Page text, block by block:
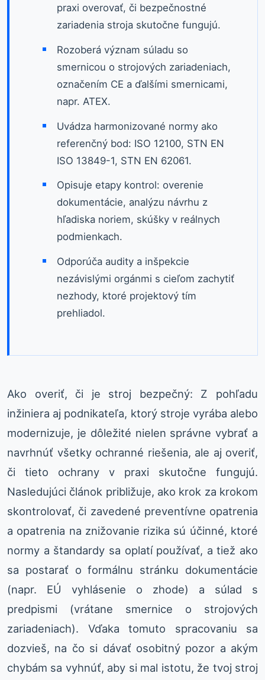
praxi overovať, či bezpečnostné
zariadenia stroja skutočne fungujú.
Rozoberá význam súladu so
smernicou o strojových zariadeniach,
označením CE a ďalšími smernicami,
napr. ATEX.
Uvádza harmonizované normy ako
referenčný bod: ISO 12100, STN EN
ISO 13849-1, STN EN 62061.
Opisuje etapy kontrol: overenie
dokumentácie, analýzu návrhu z
hľadiska noriem, skúšky v reálnych
podmienkach.
Odporúča audity a inšpekcie
nezávislými orgánmi s cieľom zachytiť
nezhody, ktoré projektový tím
prehliadol.
Ako overiť, či je stroj bezpečný: Z pohľadu
inžiniera aj podnikateľa, ktorý stroje vyrába alebo
modernizuje, je dôležité nielen správne vybrať a
navrhnúť všetky ochranné riešenia, ale aj overiť,
či tieto ochrany v praxi skutočne fungujú.
Nasledujúci článok približuje, ako krok za krokom
skontrolovať, či zavedené preventívne opatrenia
a opatrenia na znižovanie rizika sú účinné, ktoré
normy a štandardy sa oplatí používať, a tiež ako
sa postarať o formálnu stránku dokumentácie
(napr. EÚ vyhlásenie o zhode) a súlad s
predpismi (vrátane smernice o strojových
zariadeniach). Vďaka tomuto spracovaniu sa
dozvieš, na čo si dávať osobitný pozor a akým
chybám sa vyhnúť, aby si mal istotu, že tvoj stroj